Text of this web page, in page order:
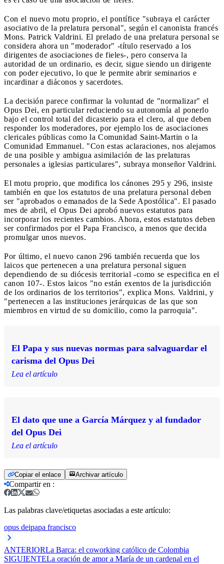
Con el nuevo motu proprio, el pontífice "subraya el carácter
asociativo de la prelatura personal", según el canonista francés
Mons. Patrick Valdrini. El prelado de una prelatura personal se
considera ahora un "moderador" -título reservado a los
dirigentes de asociaciones de fieles-, pero conserva la
autoridad de un ordinario, es decir, sigue siendo un dirigente
con poder ejecutivo, lo que le permite abrir seminarios e
incardinar a diáconos y sacerdotes.
La decisión parece confirmar la voluntad de "normalizar" el
Opus Dei, en particular reduciendo su autonomía al ponerlo
bajo el control total del dicasterio para el clero, al que deben
responder los moderadores, por ejemplo los de asociaciones
clericales públicas como la Comunidad Saint-Martin o la
Comunidad Emmanuel. "Con estas aclaraciones, nos alejamos
de una posible y ambigua asimilación de las prelaturas
personales a iglesias particulares", subraya monseñor Valdrini.
El motu proprio, que modifica los cánones 295 y 296, insiste
también en que los estatutos de una prelatura personal deben
ser "aprobados o emanados de la Sede Apostólica". El pasado
mes de abril, el Opus Dei aprobó nuevos estatutos para
incorporar los recientes cambios. Ahora, estos estatutos deben
ser confirmados por el Papa Francisco, a menos que decida
promulgar unos nuevos.
Por último, el nuevo canon 296 también recuerda que los
laicos que pertenecen a una prelatura personal siguen
dependiendo de su diócesis territorial -como se especifica en el
canon 107-. Estos laicos "no están exentos de la jurisdicción
de los ordinarios de los territorios", explica Mons. Valdrini, y
"pertenecen a las instituciones jerárquicas de las que son
miembros en virtud de su domicilio, como la parroquia".
El Papa y sus nuevas normas para salvaguardar el
carisma del Opus Dei
Lea el artículo
El dato que une a García Márquez y al fundador
del Opus Dei
Lea el artículo
Copiar el enlace Archivar artículo
Compartir en :
Las palabras clave/etiquetas asociadas a este artículo:
opus deipapa francisco
ANTERIORLa Barca: el coworking católico de Colombia
SIGUIENTELa oración de amor a María de un cardenal en el